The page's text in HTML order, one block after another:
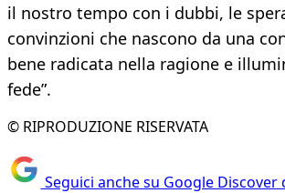
il nostro tempo con i dubbi, le
convinzioni che nascono da una
bene radicata nella ragione e
fede”.
© RIPRODUZIONE RISERVATA
Seguici anche su Google Discover